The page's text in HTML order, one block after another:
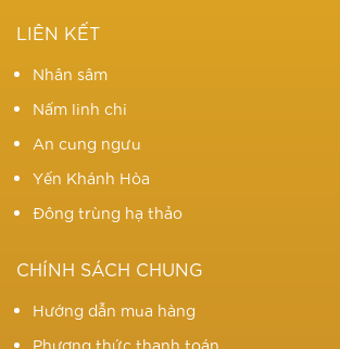
LIÊN KẾT
Nhân sâm
Nấm linh chi
An cung ngưu
Yến Khánh Hòa
Đông trùng hạ thảo
CHÍNH SÁCH CHUNG
Hướng dẫn mua hàng
Phương thức thanh toán